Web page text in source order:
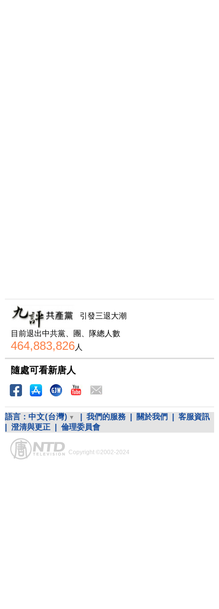
引發三退大潮
目前退出中共黨、團、隊總人數
464,883,826人
隨處可看新唐人
語言： 中文(台灣) 我們的服務 關於我們
客服資訊
澄清與更正 倫理委員會
Copyright ©2002-2024